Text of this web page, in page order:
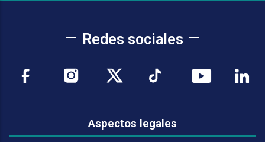
Redes sociales
Aspectos legales